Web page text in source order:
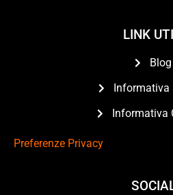
LINK
Blog
Informativa
Informativa
Preferenze Privacy